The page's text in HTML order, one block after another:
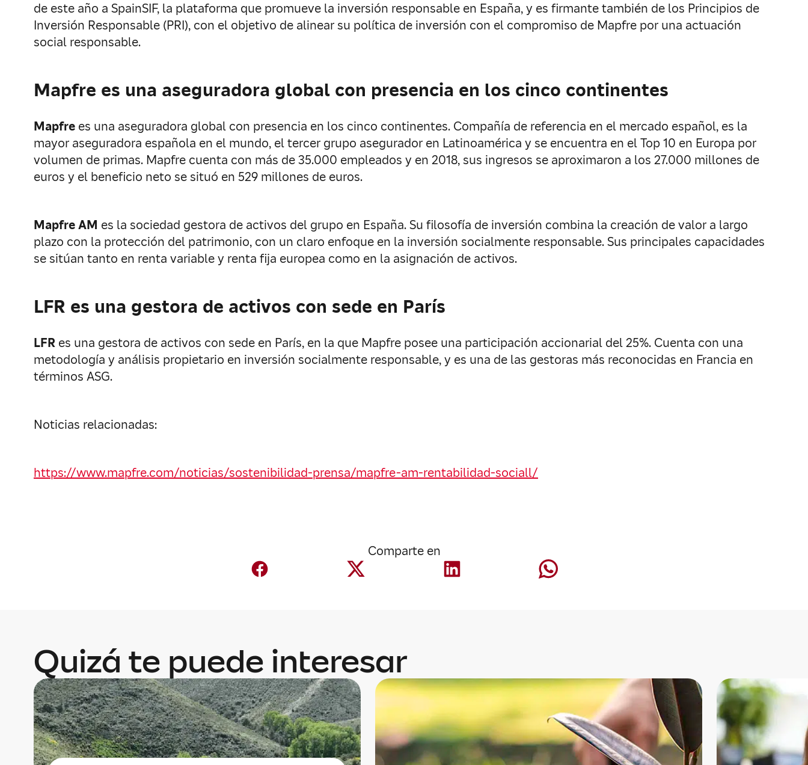
de este año a SpainSIF, la plataforma que promueve la inversión responsable en España, y es firmante también de los Principios de
Inversión Responsable (PRI), con el objetivo de alinear su política de inversión con el compromiso de Mapfre por una actuación
social responsable.
Mapfre es una aseguradora global con presencia en los cinco continentes
Mapfre es una aseguradora global con presencia en los cinco continentes. Compañía de referencia en el mercado español, es la
mayor aseguradora española en el mundo, el tercer grupo asegurador en Latinoamérica y se encuentra en el Top 10 en Europa por
volumen de primas. Mapfre cuenta con más de 35.000 empleados y en 2018, sus ingresos se aproximaron a los 27.000 millones de
euros y el beneficio neto se situó en 529 millones de euros.
Mapfre AM es la sociedad gestora de activos del grupo en España. Su filosofía de inversión combina la creación de valor a largo
plazo con la protección del patrimonio, con un claro enfoque en la inversión socialmente responsable. Sus principales capacidades
se sitúan tanto en renta variable y renta fija europea como en la asignación de activos.
LFR es una gestora de activos con sede en París
LFR es una gestora de activos con sede en París, en la que Mapfre posee una participación accionarial del 25%. Cuenta con una
metodología y análisis propietario en inversión socialmente responsable, y es una de las gestoras más reconocidas en Francia en
términos ASG.
Noticias relacionadas:
https://www.mapfre.com/noticias/sostenibilidad-prensa/mapfre-am-rentabilidad-sociall/
Comparte en
Quizá te puede interesar